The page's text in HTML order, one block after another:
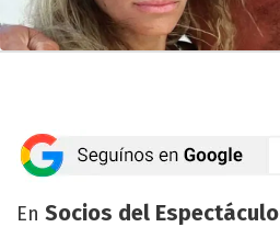
En Socios del Espectáculo